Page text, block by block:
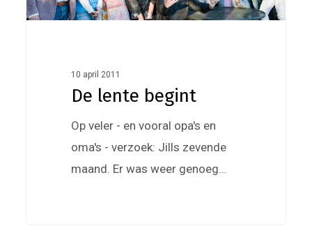
10 april 2011
De lente begint
Op veler - en vooral opa's en
oma's - verzoek: Jills zevende
maand. Er was weer genoeg…